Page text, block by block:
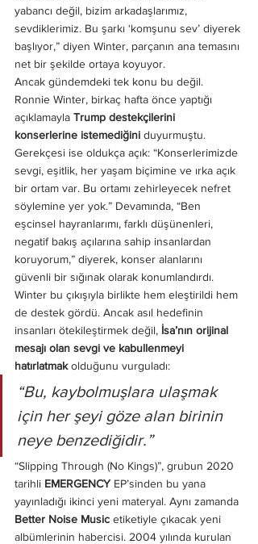
yabancı değil, bizim arkadaşlarımız,
sevdiklerimiz. Bu şarkı ‘komşunu sev’ diyerek
başlıyor,” diyen Winter, parçanın ana temasını
net bir şekilde ortaya koyuyor.
Ancak gündemdeki tek konu bu değil.
Ronnie Winter, birkaç hafta önce yaptığı
açıklamayla Trump destekçilerini
konserlerine istemediğini duyurmuştu.
Gerekçesi ise oldukça açık: “Konserlerimizde
sevgi, eşitlik, her yaşam biçimine ve ırka açık
bir ortam var. Bu ortamı zehirleyecek nefret
söylemine yer yok.” Devamında, “Ben
eşcinsel hayranlarımı, farklı düşünenleri,
negatif bakış açılarına sahip insanlardan
koruyorum,” diyerek, konser alanlarını
güvenli bir sığınak olarak konumlandırdı.
Winter bu çıkışıyla birlikte hem eleştirildi hem
de destek gördü. Ancak asıl hedefinin
insanları ötekileştirmek değil, İsa’nın orijinal
mesajı olan sevgi ve kabullenmeyi
hatırlatmak olduğunu vurguladı:
“Bu, kaybolmuşlara ulaşmak
için her şeyi göze alan birinin
neye benzediğidir.”
“Slipping Through (No Kings)”, grubun 2020
tarihli EMERGENCY EP’sinden bu yana
yayınladığı ikinci yeni materyal. Aynı zamanda
Better Noise Music etiketiyle çıkacak yeni
albümlerinin habercisi. 2004 yılında kurulan